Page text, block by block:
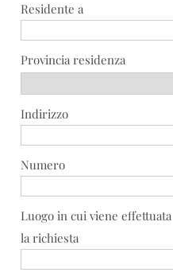
Residente a
Provincia residenza
Indirizzo
Numero
Luogo in cui viene effettuata
la richiesta